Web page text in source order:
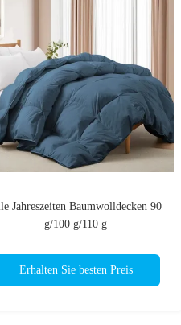
Jahreszeiten Baumwolldecken 90
g/100 g/110 g
Erhalten Sie besten Preis